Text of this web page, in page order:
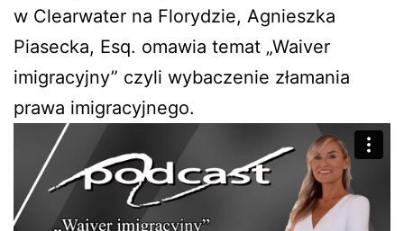
w Clearwater na Florydzie, Agnieszka
Piasecka, Esq. omawia temat „Waiver
imigracyjny” czyli wybaczenie złamania
prawa imigracyjnego.